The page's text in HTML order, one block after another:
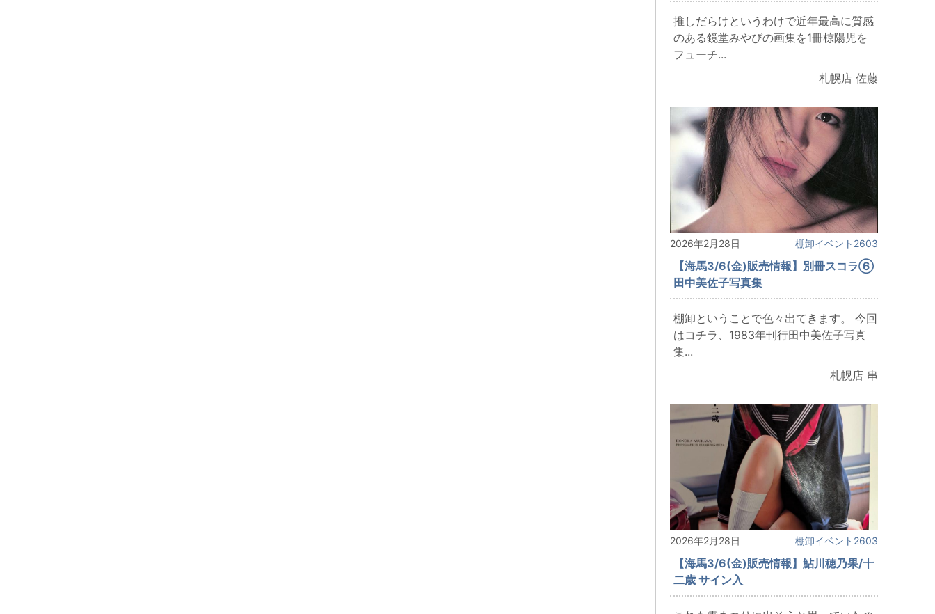
推しだらけというわけで近年最高に質感
のある鏡堂みやびの画集を1冊椋陽児を
フューチ...
札幌店 佐藤
2026年2月28日 棚卸イベント2603
【海馬3/6(金)販売情報】別冊スコラ⑥
田中美佐子写真集
棚卸ということで色々出てきます。 今回
はコチラ、1983年刊行田中美佐子写真
集...
札幌店 串
2026年2月28日 棚卸イベント2603
【海馬3/6(金)販売情報】鮎川穂乃果/十
二歳 サイン入